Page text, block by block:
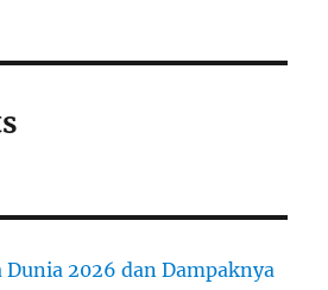
Dunia 2026 dan Dampaknya